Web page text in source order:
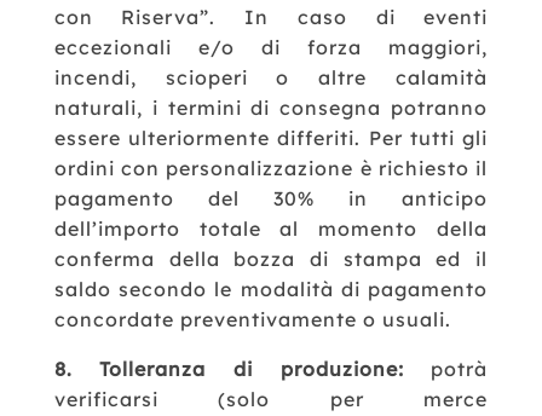
con Riserva”. In caso di eventi
eccezionali e/o di forza maggiori,
incendi, scioperi o altre calamità
naturali, i termini di consegna potranno
essere ulteriormente differiti. Per tutti gli
ordini con personalizzazione è richiesto il
pagamento del 30% in anticipo
dell’importo totale al momento della
conferma della bozza di stampa ed il
saldo secondo le modalità di pagamento
concordate preventivamente o usuali.
8. Tolleranza di produzione: potrà
verificarsi (solo per merce